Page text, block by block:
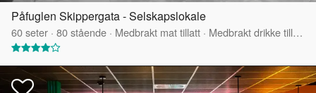
Påfuglen Skippergata - Selskapslokale
60seter · 80stående · Medbrakt mat tillatt · Medbrakt drikke tillatt